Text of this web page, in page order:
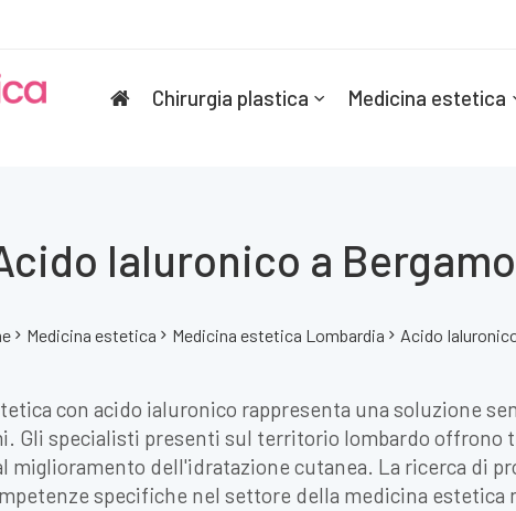
Chirurgia plastica Medicina estetica
Ialuronico a
Medicina estetica Medicina estetica Lombardia Acido
con acido ialuronico rappresenta una soluzione
Gli specialisti presenti sul territorio lombardo offrono
miglioramento dell'idratazione cutanea. La ricerca di
specifiche nel settore della medicina estetica